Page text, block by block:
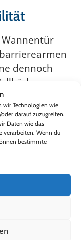
Technologien wie
darauf zuzugreifen.
Daten wie das
verarbeiten. Wenn du
bestimmte
dennoch
ist
dicht.
Stunden.
in die
egal
hat.Der